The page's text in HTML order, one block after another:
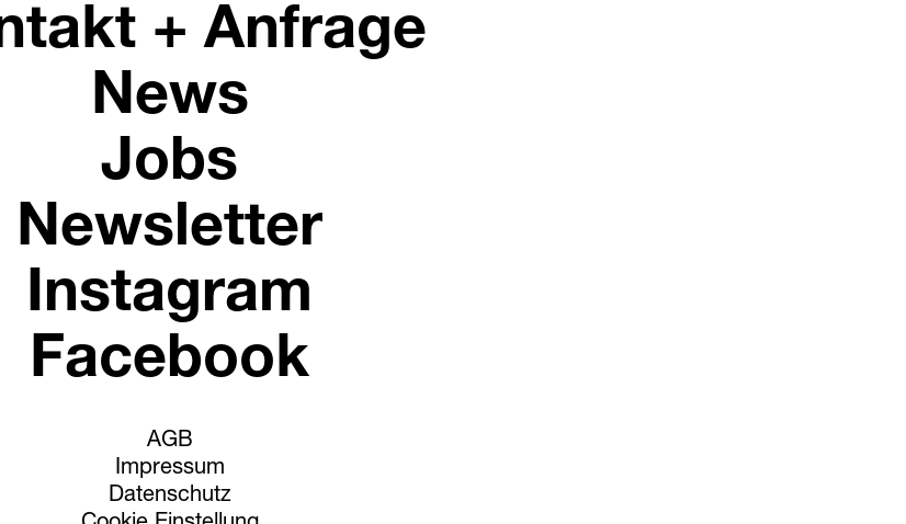
+ Anfrage
News
Jobs
Newsletter
Instagram
Facebook
AGB
Impressum
Datenschutz